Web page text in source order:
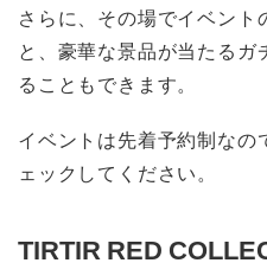
さらに、その場でイベン
と、豪華な景品が当たる
ることもできます。
イベントは先着予約制なの
ェックしてください。
TIRTIR RED